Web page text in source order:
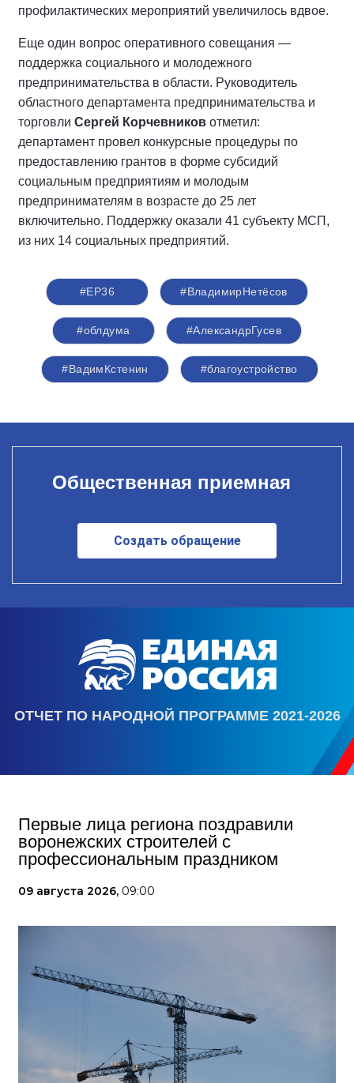
профилактических мероприятий увеличилось вдвое.
Еще один вопрос оперативного совещания —
поддержка социального и молодежного
предпринимательства в области. Руководитель
областного департамента предпринимательства и
торговли Сергей Корчевников отметил:
департамент провел конкурсные процедуры по
предоставлению грантов в форме субсидий
социальным предприятиям и молодым
предпринимателям в возрасте до 25 лет
включительно. Поддержку оказали 41 субъекту МСП,
из них 14 социальных предприятий.
#ЕР36 #ВладимирНетёсов
#облдума #АлександрГусев
#ВадимКстенин #благоустройство
Общественная приемная
Создать обращение
ОТЧЕТ ПО НАРОДНОЙ ПРОГРАММЕ 2021-2026
Первые лица региона поздравили
воронежских строителей с
профессиональным праздником
09 августа 2026, 09:00